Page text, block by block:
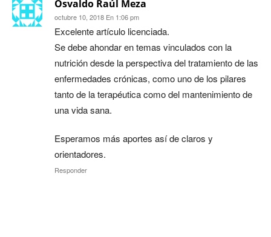
Osvaldo Raúl Meza
octubre 10, 2018 En 1:06 pm
Excelente artículo licenciada.
Se debe ahondar en temas vinculados con la
nutrición desde la perspectiva del tratamiento de las
enfermedades crónicas, como uno de los pilares
tanto de la terapéutica como del mantenimiento de
una vida sana.
Esperamos más aportes así de claros y
orientadores.
Responder